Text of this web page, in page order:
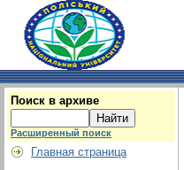
Поиск в архиве
Расширенный поиск
Главная страница